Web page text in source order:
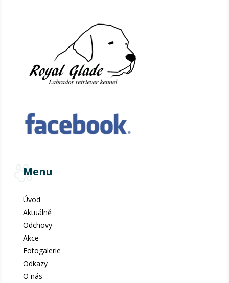
Menu
Úvod
Aktuálně
Odchovy
Akce
Fotogalerie
Odkazy
O nás